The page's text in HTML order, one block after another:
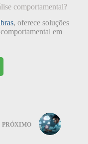
comportamental?
, oferece soluções
em
PRÓXIMO